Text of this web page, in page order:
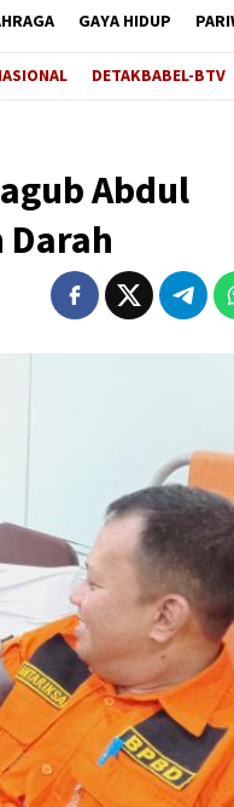
GAYA HIDUP
DETAKBABEL-BTV
Abdul